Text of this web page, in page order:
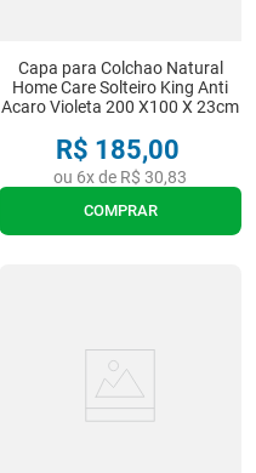
Capa para Colchao Natural
Home Care Solteiro King Anti
Acaro Violeta 200 X100 X 23cm
R$ 185,00
ou 6x de R$ 30,83
COMPRAR